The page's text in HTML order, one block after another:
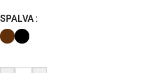
SPALVA